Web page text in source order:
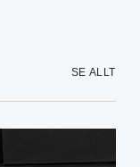
SE ALLT